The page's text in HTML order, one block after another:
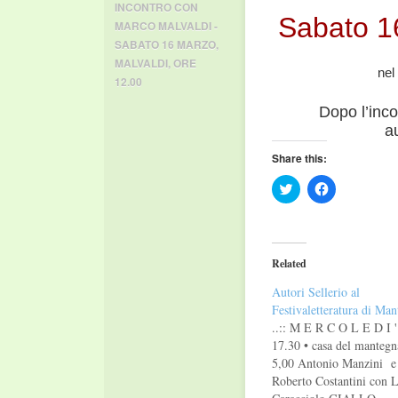
Sabato
Dopo
Share this:
Click
to
(Opens
in
new
Click
to
Related
Autori Sellerio al
Festivaletteratura di
..:: M E R C O L E D
17.30 • casa del
5,00 Antonio Manzini e
Roberto Costantini con
INCONTRO CON
MARCO MALVALDI -
SABATO 16 MARZO,
MALVALDI,ORE
12.00